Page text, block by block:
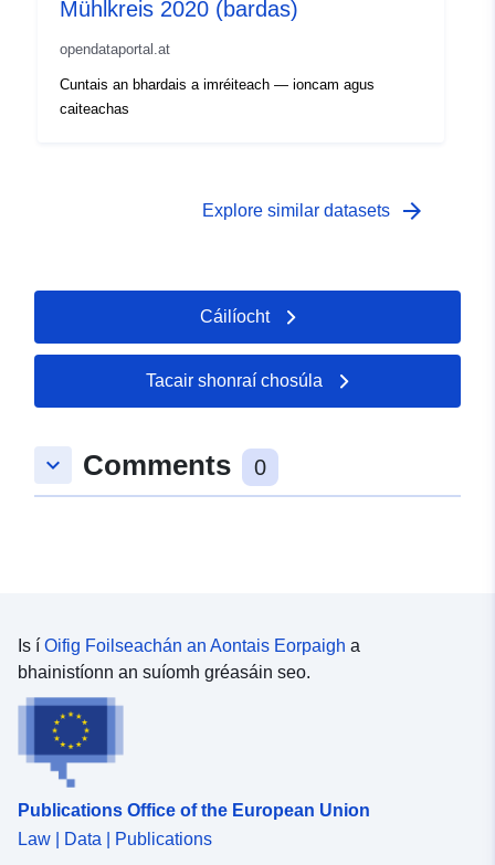
Mühlkreis 2020 (bardas)
opendataportal.at
Cuntais an bhardais a imréiteach — ioncam agus
caiteachas
Explore similar datasets arrow_forward
Cáilíocht
Tacair shonraí chosúla
keyboard_arrow_down Comments 0
Is í Oifig Foilseachán an Aontais Eorpaigh a
bhainistíonn an suíomh gréasáin seo.
Publications Office of the European Union
Law | Data | Publications